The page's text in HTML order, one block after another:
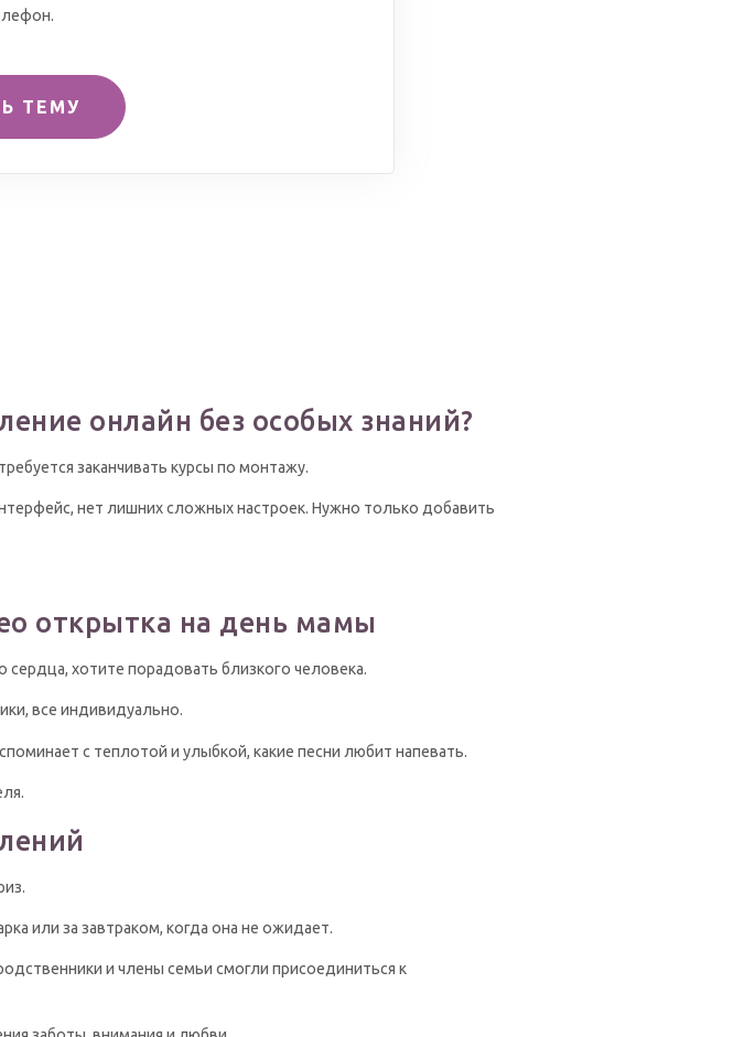
ТЕМУ
онлайн без особых знаний?
заканчивать курсы по монтажу.
нет лишних сложных настроек. Нужно только добавить
открытка на день мамы
хотите порадовать близкого человека.
все индивидуально.
с теплотой и улыбкой, какие песни любит напевать.
или за завтраком, когда она не ожидает.
и члены семьи смогли присоединиться к